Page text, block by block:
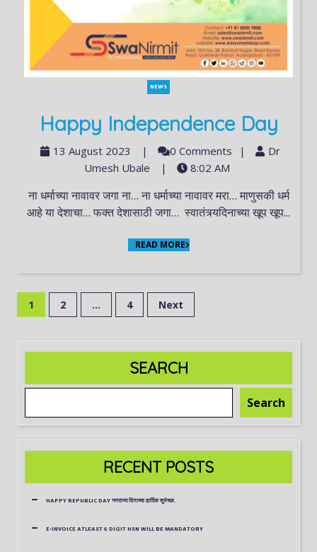
NEWS
Happy Independence Day
13 August 2023 | 0 Comments |
Dr
Umesh Ubale
| 8:02 AM
ना धर्माच्या नावावर जगा ना… ना धर्माच्या नावावर मरा… माणुसकी धर्म
आहे या देशाचा… फक्त देशासाठी जगा… स्वातंत्र्यदिनाच्या खूप खूप...
READ MORE
1 2 … 4 Next
SEARCH
Search
RECENT POSTS
HAPPY REPUBLIC DAY गणराज्य दिनाच्या हार्दिक शुभेच्छा.
E-INVOICE ATLEAST 6 DIGIT HSN WILL BE MANDATORY